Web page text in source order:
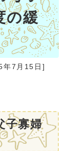
の緩
年7月15日 ]
子寡婦